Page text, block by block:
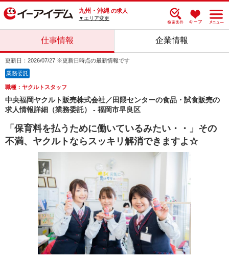
九州・沖縄 の求人
▼エリア変更
仕事情報 企業情報
更新日：2026/07/27 ※更新日時点の最新情報です
業務委託
職種：ヤクルトスタッフ
中央福岡ヤクルト販売株式会社／田隈センターの食品・試食販売の
求人情報詳細（業務委託） - 福岡市早良区
「保育料を払うために働いているみたい・・」その
不満、ヤクルトならスッキリ解消できますよ☆